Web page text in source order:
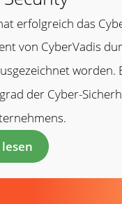
erfolgreich das
von CyberVadis
der Cyber-